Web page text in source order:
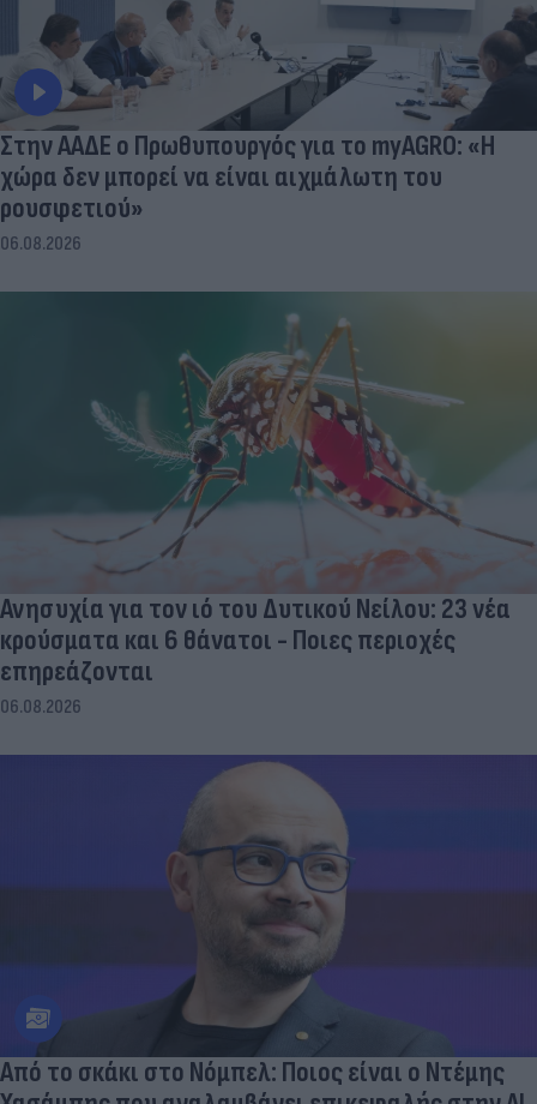
Στην ΑΑΔΕ ο Πρωθυπουργός για το myAGRO: «Η
χώρα δεν μπορεί να είναι αιχμάλωτη του
ρουσφετιού»
06.08.2026
Ανησυχία για τον ιό του Δυτικού Νείλου: 23 νέα
κρούσματα και 6 θάνατοι - Ποιες περιοχές
επηρεάζονται
06.08.2026
Από το σκάκι στο Νόμπελ: Ποιος είναι ο Ντέμης